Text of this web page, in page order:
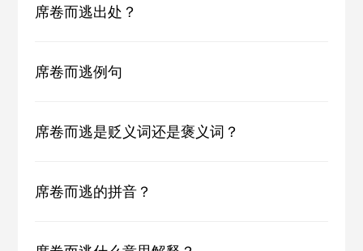
席卷而逃出处？
席卷而逃例句
席卷而逃是贬义词还是褒义词？
席卷而逃的拼音？